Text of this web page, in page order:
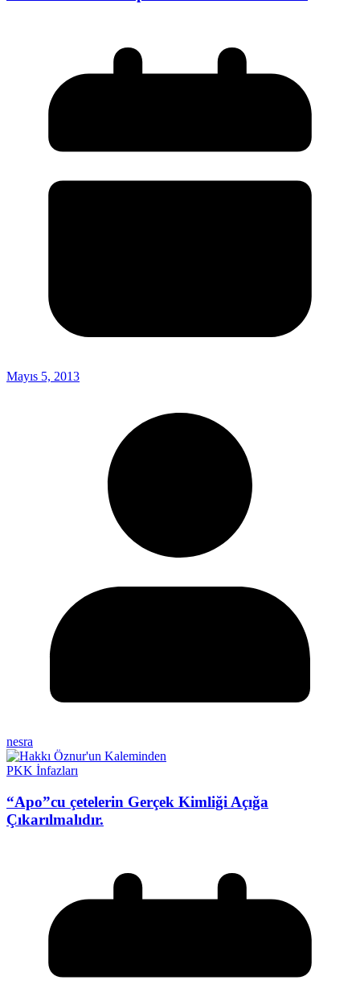
Mayıs 5, 2013
nesra
PKK İnfazları
“Apo”cu çetelerin Gerçek Kimliği Açığa
Çıkarılmalıdır.